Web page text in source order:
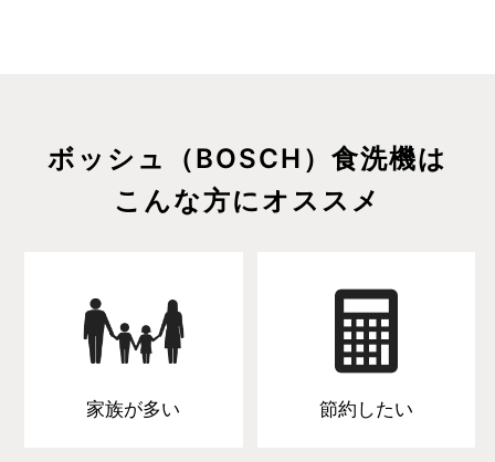
ボッシュ（BOSCH）食洗機は
こんな方にオススメ
家族が多い 節約したい